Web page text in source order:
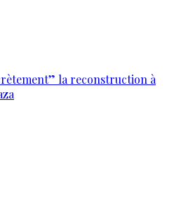
la reconstruction à